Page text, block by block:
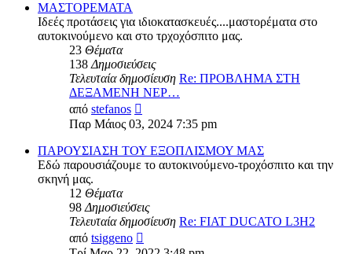
ΜΑΣΤΟΡΕΜΑΤΑ
Ιδεές προτάσεις για ιδιοκατασκευές....μαστορέματα στο
αυτοκινούμενο και στο τρχοχόσπιτο μας.
23 Θέματα
138Δημοσιεύσεις
Τελευταία δημοσίευση Re: ΠΡΟΒΛΗΜΑ ΣΤΗ
ΔΕΞΑΜΕΝΗ ΝΕΡ…
από stefanos
της
τελευταίας
δημοσίευσης
Παρ Μάιος 03, 2024 7:35 pm
ΠΑΡΟΥΣΙΑΣΗ ΤΟΥ ΕΞΟΠΛΙΣΜΟΥ ΜΑΣ
Εδώ παρουσιάζουμε το αυτοκινούμενο-τροχόσπιτο και την
σκηνή μας.
12 Θέματα
98Δημοσιεύσεις
Τελευταία δημοσίευση Re: FIAT DUCATO L3H2
από tsiggeno
της